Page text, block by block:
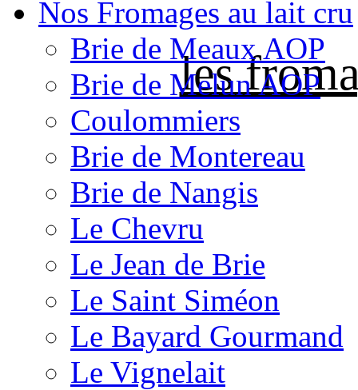
les
Nos Fromages au lait cru
Brie de Meaux AOP
Brie de Melun AOP
Coulommiers
Brie de Montereau
Brie de Nangis
Le Chevru
Le Jean de Brie
Le Saint Siméon
Le Bayard Gourmand
Le Vignelait